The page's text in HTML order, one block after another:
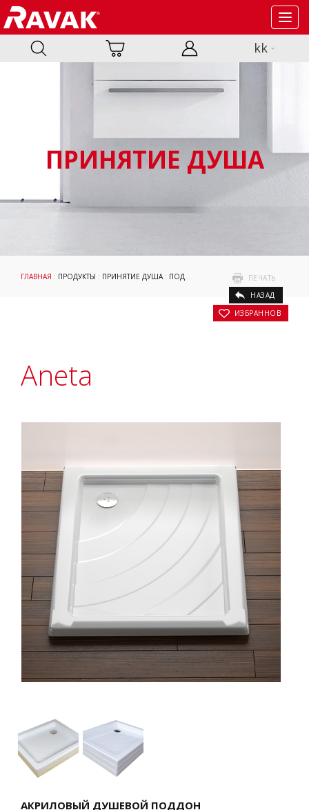
kk
ПРИНЯТИЕ ДУША
ПЕЧАТЬ
НАЗАД
В ИЗБРАННОЕ
ГЛАВНАЯ : ПРОДУКТЫ : ПРИНЯТИЕ ДУША: ПОДДОНЫ KASKADA : ANETA
Aneta
АКРИЛОВЫЙ ДУШЕВОЙ ПОДДОН